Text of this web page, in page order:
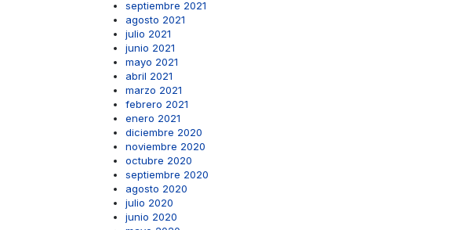
septiembre 2021
agosto 2021
julio 2021
junio 2021
mayo 2021
abril 2021
marzo 2021
febrero 2021
enero 2021
diciembre 2020
noviembre 2020
octubre 2020
septiembre 2020
agosto 2020
julio 2020
junio 2020